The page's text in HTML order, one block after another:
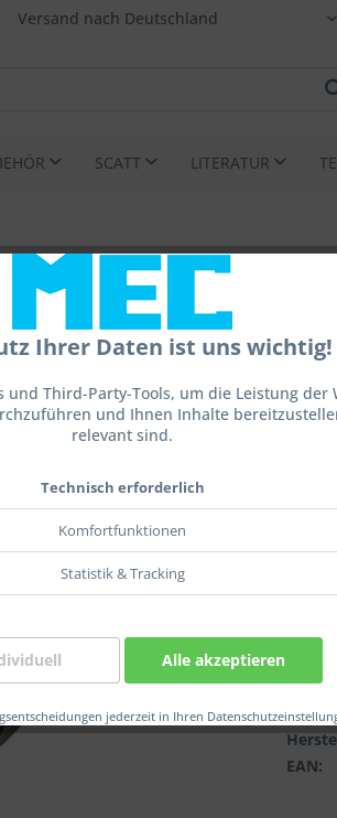
SCATT LITERATUR
Ihrer Daten ist uns wichtig!
und Third-Party-Tools, um die Leistung der
und Ihnen Inhalte
relevant sind.
Technisch erforderlich
Komfortfunktionen
Statistik & Tracking
Alle akzeptieren
jederzeit in Ihren
Fil.:
EAN: